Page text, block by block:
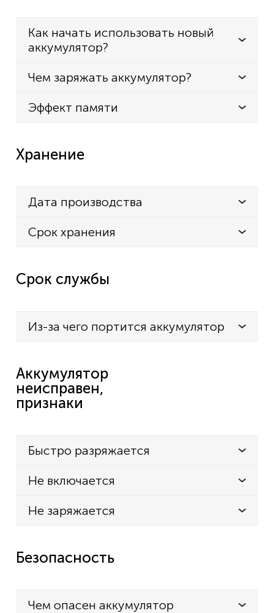
Как начать использовать новый
аккумулятор?
Чем заряжать аккумулятор?
Эффект памяти
Хранение
Дата производства
Срок хранения
Срок службы
Из-за чего портится аккумулятор
Аккумулятор
неисправен,
признаки
Быстро разряжается
Не включается
Не заряжается
Безопасность
Чем опасен аккумулятор